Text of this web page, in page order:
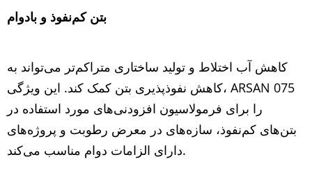
بتن کم‌نفوذ و بادوام
کاهش آب اختلاط و تولید ساختاری متراکم‌تر می‌تواند به
کاهش نفوذپذیری بتن کمک کند. این ویژگی، ARSAN 075
را برای فرمولاسیون افزودنی‌های مورد استفاده در
بتن‌های کم‌نفوذ، سازه‌های در معرض رطوبت و پروژه‌های
دارای الزامات دوام مناسب می‌کند.